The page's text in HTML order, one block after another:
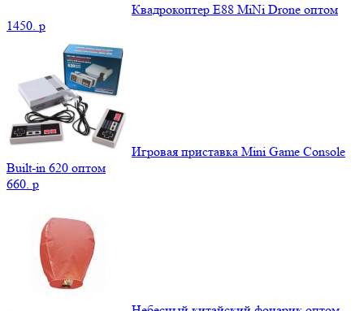
Квадрокоптер E88 MiNi Drone оптом
1450. p
Игровая приставка Mini Game Console
Built-in 620 оптом
660. p